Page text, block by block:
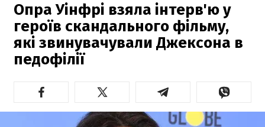
Опра Уінфрі взяла інтерв'ю у
героїв скандального фільму,
які звинувачували Джексона в
педофілії